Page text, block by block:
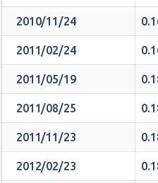
2010/11/24
2011/02/24
2011/05/19
2011/08/25
2011/11/23
2012/02/23